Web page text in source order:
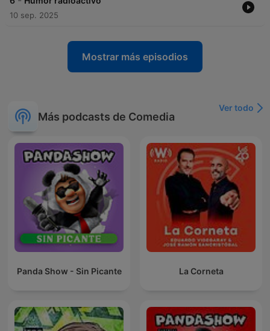
10 sep. 2025
Mostrar más episodios
Más podcasts de Comedia
Ver todo
Panda Show - Sin Picante La Corneta